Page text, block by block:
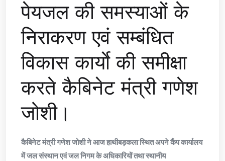
पेयजल की समस्याओं के
निराकरण एवं सम्बंधित
विकास कार्याे की समीक्षा
करते कैबिनेट मंत्री गणेश
जोशी।
कैबिनेट मंत्री गणेश जोशी ने आज हाथीबड़कला स्थित अपने कैंप कार्यालय
में जल संस्थान एवं जल निगम के अधिकारियों तथा स्थानीय